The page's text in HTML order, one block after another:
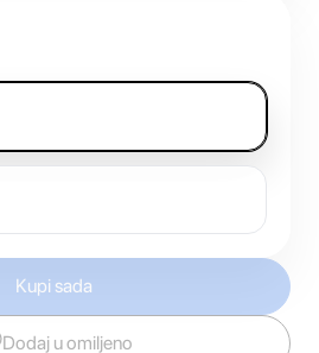
Kupi sada
Dodaj u omiljeno